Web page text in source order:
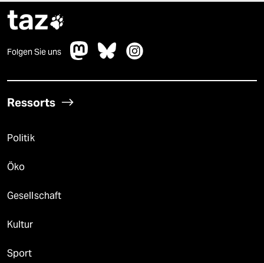
taz
Folgen Sie uns
Ressorts
Politik
Öko
Gesellschaft
Kultur
Sport